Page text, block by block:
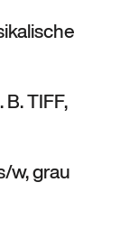
TIFF,
w, grau